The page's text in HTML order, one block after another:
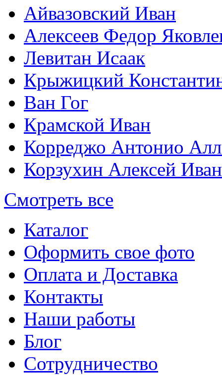
Айвазовский Иван
Алексеев Федор
Левитан Исаак
Крыжицкий
Ван Гог
Крамской Иван
Корреджо Антонио
Корзухин Алексей
Смотреть все
Каталог
Оформить свое фото
Оплата и Доставка
Контакты
Наши работы
Блог
Сотрудничество